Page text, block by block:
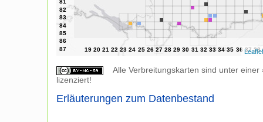
Leaflet
Alle Verbreitungskarten sind unter einer
lizenziert!
Erläuterungen zum Datenbestand